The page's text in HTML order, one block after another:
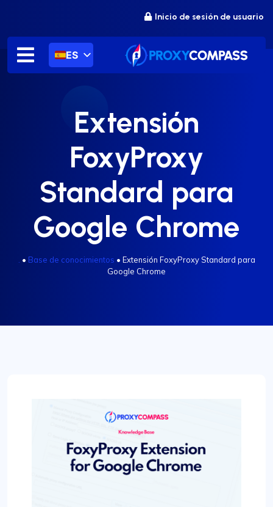
contenido
Inicio de sesión de usuario
ES
Extensión
FoxyProxy
Standard para
Google Chrome
• Base de conocimientos • Extensión FoxyProxy Standard para
Google Chrome